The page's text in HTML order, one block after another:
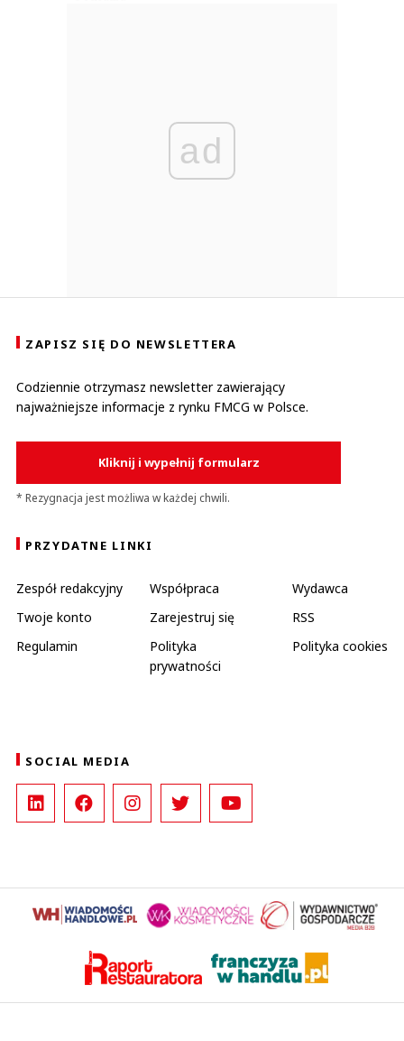
ad
ZAPISZ SIĘ DO NEWSLETTERA
Codziennie otrzymasz newsletter zawierający
najważniejsze informacje z rynku FMCG w Polsce.
Kliknij i wypełnij formularz
* Rezygnacja jest możliwa w każdej chwili.
PRZYDATNE LINKI
Zespół redakcyjny Współpraca
Wydawca
Twoje konto
Zarejestruj się
RSS
Regulamin
Polityka
prywatności
Polityka cookies
SOCIAL MEDIA